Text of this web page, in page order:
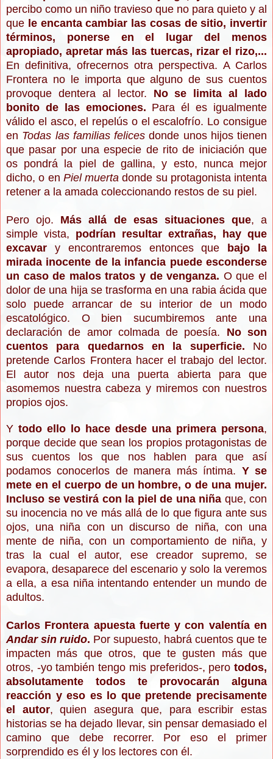
percibo como un niño travieso que no para quieto y al
que le encanta cambiar las cosas de sitio, invertir
términos, ponerse en el lugar del menos
apropiado, apretar más las tuercas, rizar el rizo,...
En definitiva, ofrecernos otra perspectiva. A Carlos
Frontera no le importa que alguno de sus cuentos
provoque dentera al lector. No se limita al lado
bonito de las emociones. Para él es igualmente
válido el asco, el repelús o el escalofrío. Lo consigue
en Todas las familias felices donde unos hijos tienen
que pasar por una especie de rito de iniciación que
os pondrá la piel de gallina, y esto, nunca mejor
dicho, o en Piel muerta donde su protagonista intenta
retener a la amada coleccionando restos de su piel.
Pero ojo. Más allá de esas situaciones que, a
simple vista, podrían resultar extrañas,
hay que
excavar y encontraremos entonces que
bajo la
mirada inocente de la infancia puede esconderse
un caso de malos tratos y de venganza. O que el
dolor de una hija se trasforma en una rabia ácida que
solo puede arrancar de su interior de un modo
escatológico. O bien sucumbiremos ante una
declaración de amor colmada de poesía. No son
cuentos para quedarnos en la superficie. No
pretende Carlos Frontera hacer el trabajo del lector.
El autor nos deja una puerta abierta para que
asomemos nuestra cabeza y miremos con nuestros
propios ojos.
Y todo ello lo hace desde una primera persona,
porque decide que sean los propios protagonistas de
sus cuentos los que nos hablen para que así
podamos conocerlos de manera más íntima. Y se
mete en el cuerpo de un hombre, o de una mujer.
Incluso se vestirá con la piel de una niñaque, con
su inocencia no ve más allá de lo que figura ante sus
ojos, una niña con un discurso de niña, con una
mente de niña, con un comportamiento de niña, y
tras la cual el autor, ese creador supremo, se
evapora, desaparece del escenario y solo la veremos
a ella, a esa niña intentando entender un mundo de
adultos.
Carlos Frontera apuesta fuerte y con valentía en
Andar sin ruido. Por supuesto, habrá cuentos que te
impacten más que otros, que te gusten más que
otros, -yo también tengo mis preferidos-, pero todos,
absolutamente todos te provocarán alguna
reacción y eso es lo que pretende precisamente
el autor, quien asegura que, para escribir estas
historias se ha dejado llevar, sin pensar demasiado el
camino que debe recorrer. Por eso el primer
sorprendido es él y los lectores con él.